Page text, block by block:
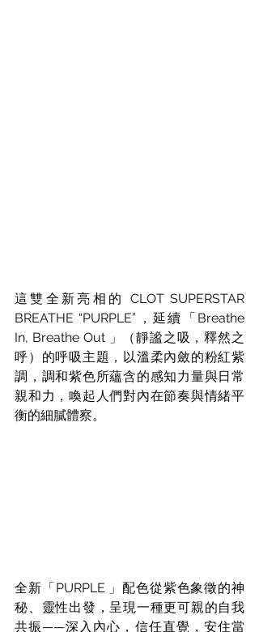
這雙全新亮相的 CLOT SUPERSTAR
BREATHE “PURPLE”，延續「Breathe
In, Breathe Out 」（靜謐之吸，釋然之
呼）的呼吸主題，以溫柔內斂的粉紅紫
調，調和紫色所蘊含的感知力量與日常
親和力，喚起人們對內在節奏與情緒平
衡的細膩體察。
全新「PURPLE 」配色從紫色象徵的神
秘、靈性出發，呈現一種更可親的自我
共振——深入內心，信任直覺，安住當